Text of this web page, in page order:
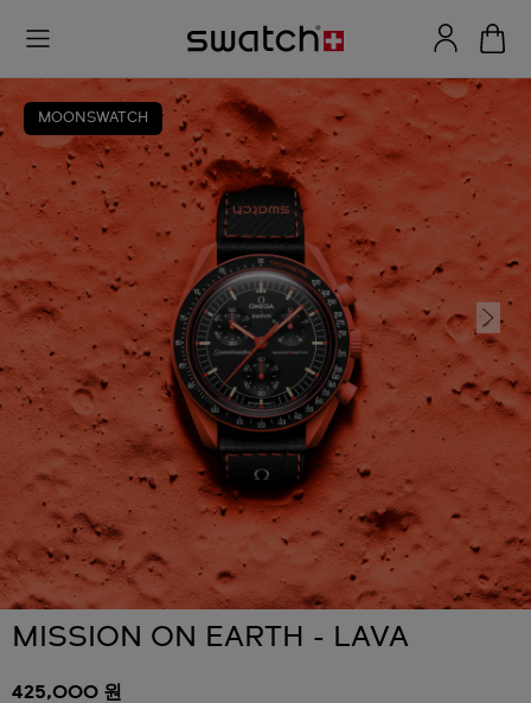
MOONSWATCH
MISSION ON EARTH - LAVA
425,000 원